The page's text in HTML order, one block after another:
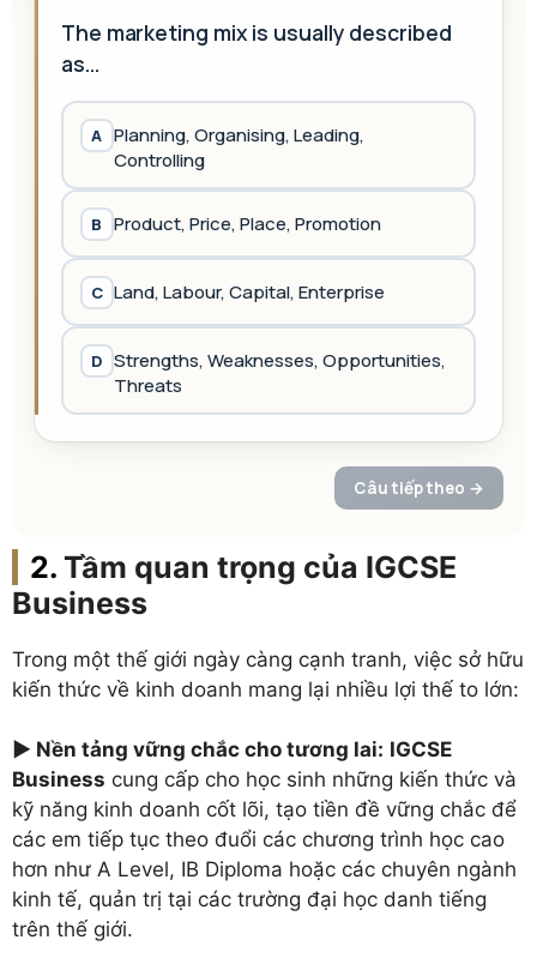
Tầm quan trọng của IGCSE
Business
Trong một thế giới ngày càng cạnh tranh, việc sở hữu
kiến thức về kinh doanh mang lại nhiều lợi thế to lớn:
► Nền tảng vững chắc cho tương lai: IGCSE
Business cung cấp cho học sinh những kiến thức và
kỹ năng kinh doanh cốt lõi, tạo tiền đề vững chắc để
các em tiếp tục theo đuổi các chương trình học cao
hơn như A Level, IB Diploma hoặc các chuyên ngành
kinh tế, quản trị tại các trường đại học danh tiếng
trên thế giới.